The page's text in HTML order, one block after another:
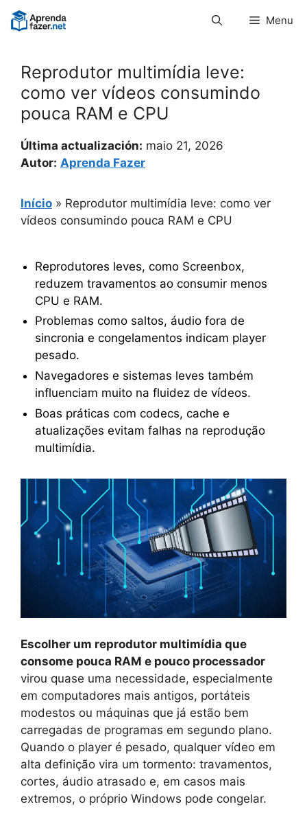
Pular
para
Menu
Reprodutor multimídia leve:
como ver vídeos consumindo
pouca RAM e CPU
Última actualización: maio 21, 2026
Autor: Aprenda Fazer
Início » Reprodutor multimídia leve: como ver
vídeos consumindo pouca RAM e CPU
Reprodutores leves, como Screenbox,
reduzem travamentos ao consumir menos
CPU e RAM.
Problemas como saltos, áudio fora de
sincronia e congelamentos indicam player
pesado.
Navegadores e sistemas leves também
influenciam muito na fluidez de vídeos.
Boas práticas com codecs, cache e
atualizações evitam falhas na reprodução
multimídia.
Escolher um reprodutor multimídia que
consome pouca RAM e pouco processador
virou quase uma necessidade, especialmente
em computadores mais antigos, portáteis
modestos ou máquinas que já estão bem
carregadas de programas em segundo plano.
Quando o player é pesado, qualquer vídeo em
alta definição vira um tormento: travamentos,
cortes, áudio atrasado e, em casos mais
extremos, o próprio Windows pode congelar.